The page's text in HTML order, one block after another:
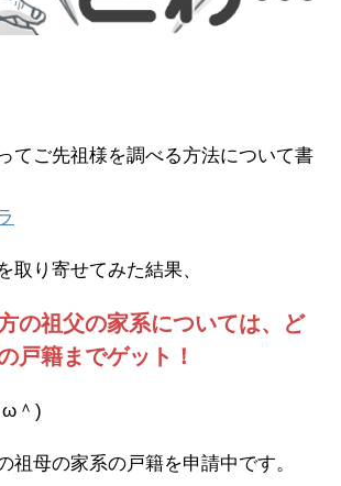
てご先祖様を調べる方法について書
取り寄せてみた結果、
の祖父の家系については、ど
戸籍までゲット！
ω＾)
祖母の家系の戸籍を申請中です。